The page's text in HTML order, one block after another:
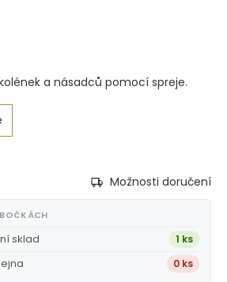
a násadců pomocí spreje.
Možnosti doručení
sklad 1 ks
0 ks